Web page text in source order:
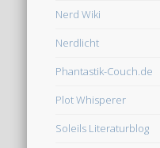
Nerd Wiki
Nerdlicht
Phantastik-Couch.de
Plot Whisperer
Soleils Literaturblog